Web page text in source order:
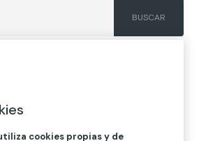
K
cookies propias y de